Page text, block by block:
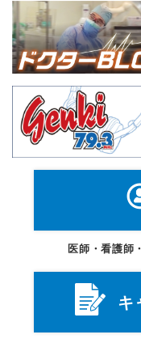
医師・看護師
キ